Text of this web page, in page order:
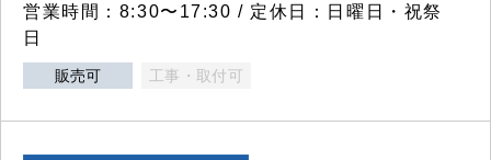
営業時間：8:30〜17:30 / 定休日：日曜日・祝祭
日
販売可 工事・取付可